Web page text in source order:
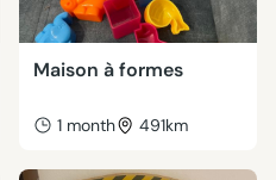
Maison à formes
1 month 491km